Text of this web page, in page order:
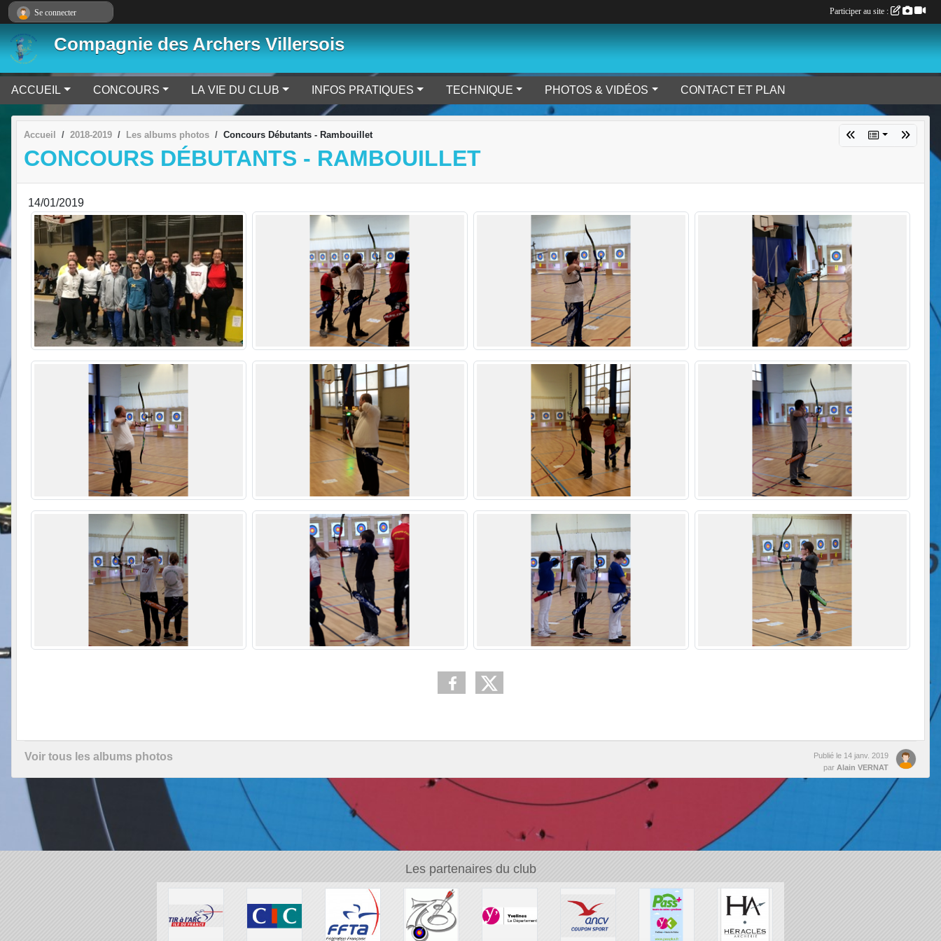
Compagnie des Archers Villersois
ACCUEIL CONCOURS LA VIE DU CLUB INFOS PRATIQUES TECHNIQUE PHOTOS & VIDÉOS CONTACT ET PLAN
Accueil 2018-2019 Les albums photos Concours Débutants - Rambouillet
CONCOURS DÉBUTANTS - RAMBOUILLET
14/01/2019
Voir tous les albums photos Publié le 14 janv. 2019
par Alain VERNAT
Les partenaires du club
Se connecter Participer au site :
Panneau de gestion des cookies